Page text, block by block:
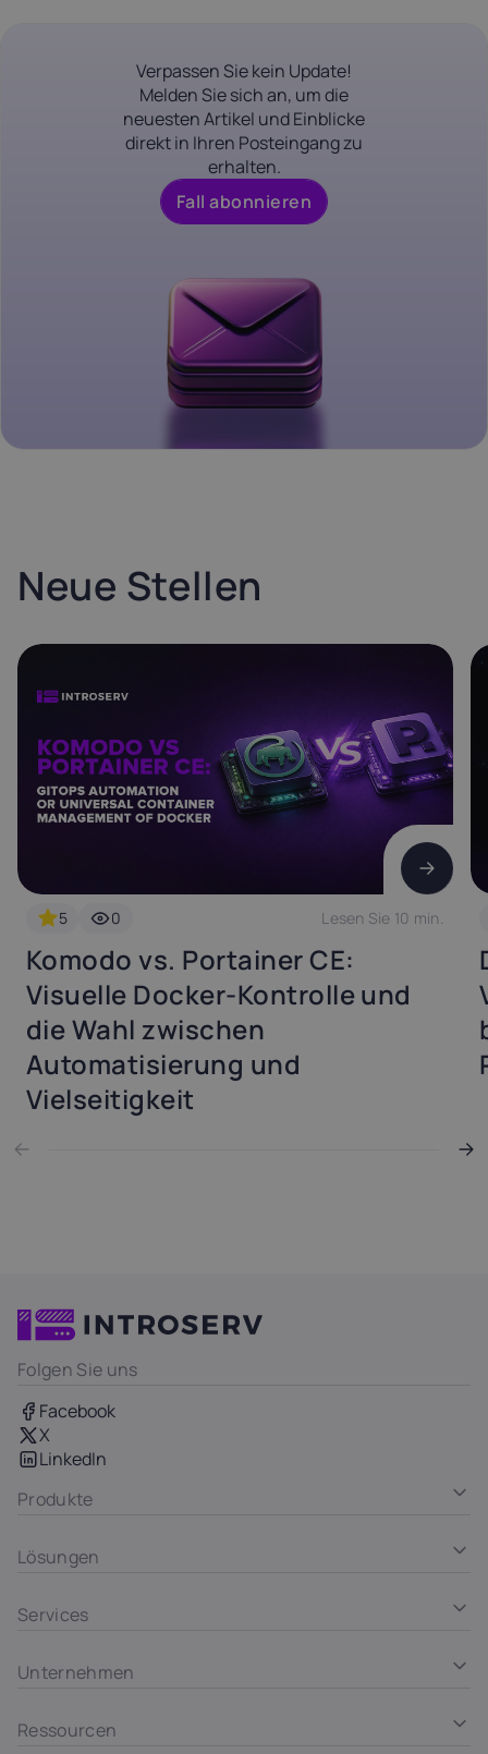
Verpassen Sie kein Update!
Melden Sie sich an, um die
neuesten Artikel und Einblicke
direkt in Ihren Posteingang zu
erhalten.
Fall abonnieren
Neue Stellen
5 0 Lesen Sie 10 min.
Komodo vs. Portainer CE:
Visuelle Docker-Kontrolle und
die Wahl zwischen
Automatisierung und
Vielseitigkeit
Folgen Sie uns
Facebook
X
LinkedIn
Produkte
Lösungen
Services
Unternehmen
Ressourcen